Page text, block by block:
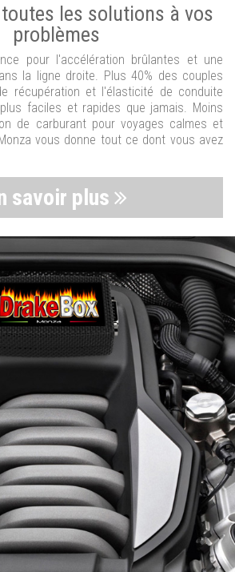
les solutions à vos
problèmes
pour l'accélération brûlantes et une
la ligne droite. Plus 40% des couples
récupération et l'élasticité de conduite
faciles et rapides que jamais. Moins
de carburant pour voyages calmes et
vous donne tout ce dont vous avez
savoir plus